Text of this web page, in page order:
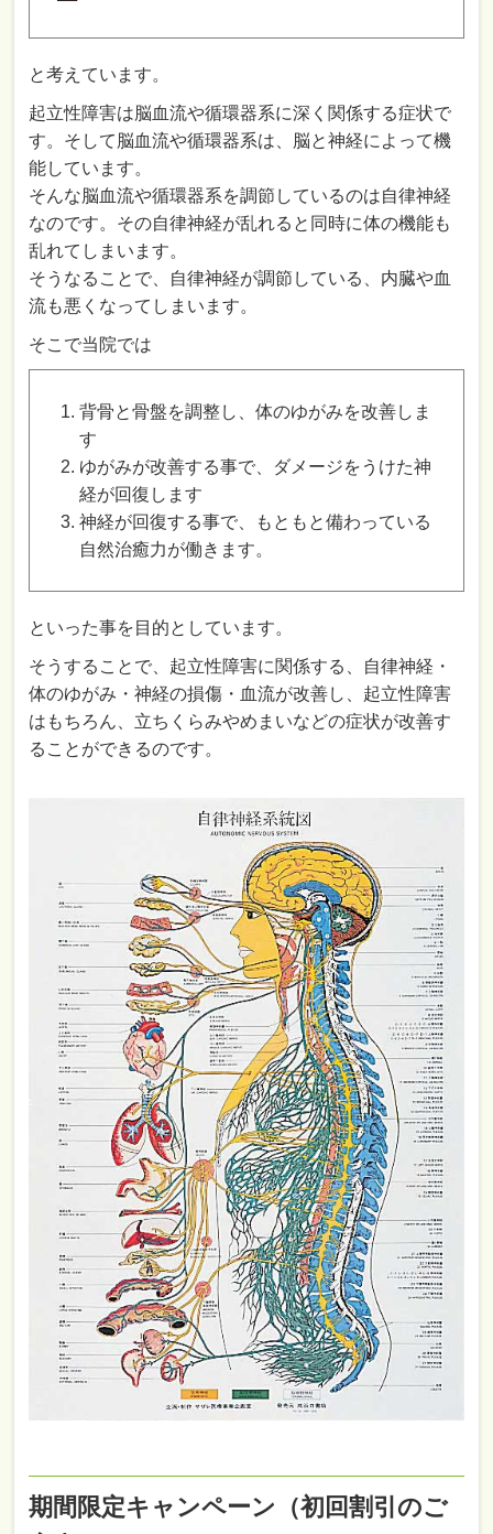
と考えています。
起立性障害は脳血流や循環器系に深く関係する症状で
す。そして脳血流や循環器系は、脳と神経によって機
能しています。
そんな脳血流や循環器系を調節しているのは自律神経
なのです。その自律神経が乱れると同時に体の機能も
乱れてしまいます。
そうなることで、自律神経が調節している、内臓や血
流も悪くなってしまいます。
そこで当院では
背骨と骨盤を調整し、体のゆがみを改善しま
す
ゆがみが改善する事で、ダメージをうけた神
経が回復します
神経が回復する事で、もともと備わっている
自然治癒力が働きます。
といった事を目的としています。
そうすることで、起立性障害に関係する、自律神経・
体のゆがみ・神経の損傷・血流が改善し、起立性障害
はもちろん、立ちくらみやめまいなどの症状が改善す
ることができるのです。
期間限定キャンペーン（初回割引のご